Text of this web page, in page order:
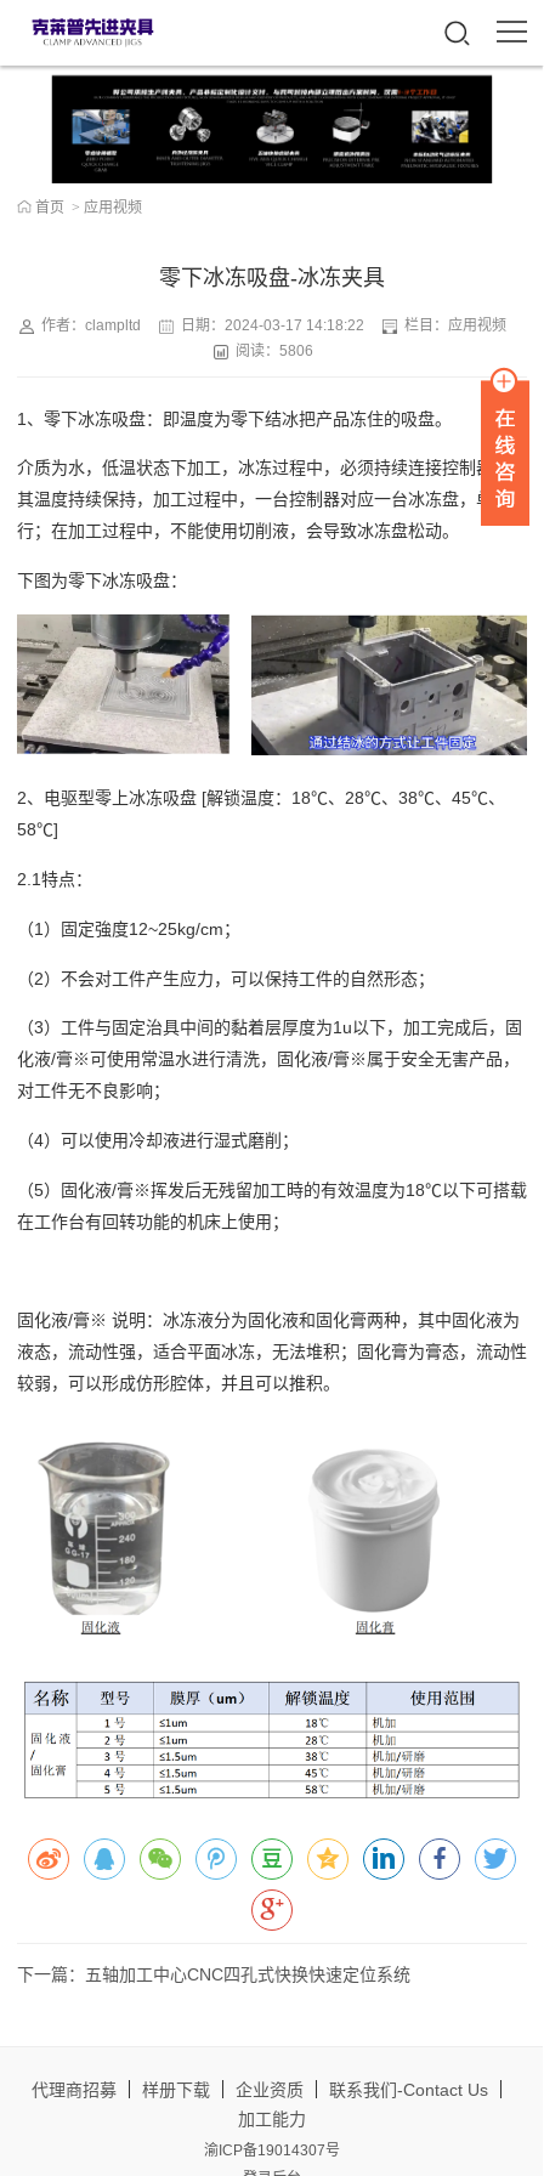
首页 > 应用视频
零下冰冻吸盘-冰冻夹具
作者：clampltd 日期： 2024-03-17 14:18:22 栏目： 应用视频
阅读：5806
1、零下冰冻吸盘：即温度为零下结冰把产品冻住的吸盘。
介质为水，低温状态下加工，冰冻过程中，必须持续连接控制器，使
其温度持续保持，加工过程中，一台控制器对应一台冰冻盘，单机运
行；在加工过程中，不能使用切削液，会导致冰冻盘松动。
下图为零下冰冻吸盘：
2、电驱型零上冰冻吸盘 [解锁温度：18℃、28℃、38℃、45℃、
58℃]
2.1特点：
（1）固定強度12~25kg/cm；
（2）不会对工件产生应力，可以保持工件的自然形态；
（3）工件与固定治具中间的黏着层厚度为1u以下，加工完成后，固
化液/膏※可使用常温水进行清洗，固化液/膏※属于安全无害产品，
对工件无不良影响；
（4）可以使用冷却液进行湿式磨削；
（5）固化液/膏※挥发后无残留加工時的有效温度为18℃以下可搭载
在工作台有回转功能的机床上使用；
固化液/膏※ 说明：冰冻液分为固化液和固化膏两种，其中固化液为
液态，流动性强，适合平面冰冻，无法堆积；固化膏为膏态，流动性
较弱，可以形成仿形腔体，并且可以推积。
下一篇：五轴加工中心CNC四孔式快换快速定位系统
代理商招募 样册下载 企业资质
联系我们-Contact Us
加工能力
渝ICP备19014307号